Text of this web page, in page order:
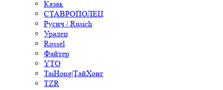
Казак
СТАВРОПОЛЕЦ
Русич / Rusich
Уралец
Rossel
Файтер
YTO
TaiHong|ТайХонг
TZR